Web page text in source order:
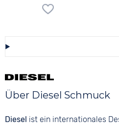
Über Diesel Schmuck
Diesel ist ein internationales